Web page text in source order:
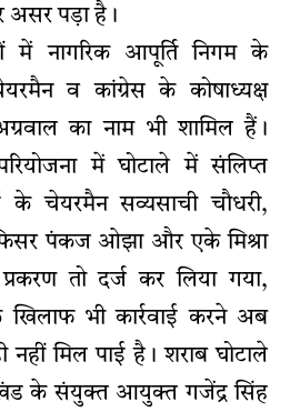
असर पड़ा है।
में नागरिक आपूर्ति निगम के
व कांग्रेस के कोषाध्यक्ष
का नाम भी शामिल हैं।
में घोटाले में संलिप्त
चेयरमैन सव्यसाची चौधरी,
पंकज ओझा और एके मिश्रा
तो दर्ज कर लिया गया,
भी कार्रवाई करने अब
नहीं मिल पाई है। शराब घोटाले
के संयुक्त आयुक्त गजेंद्र सिंह